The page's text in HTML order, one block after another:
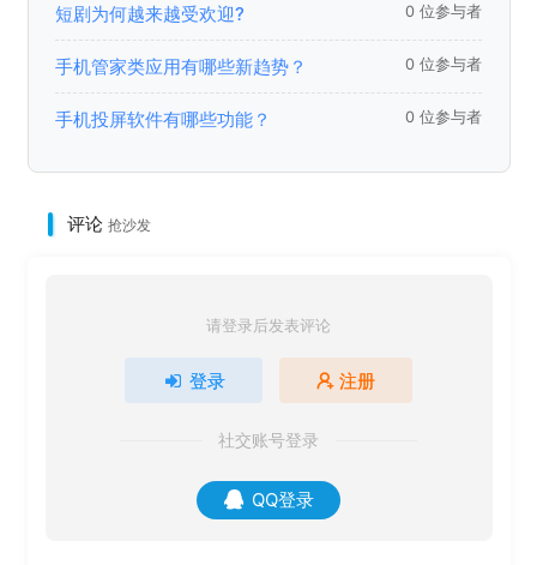
短剧为何越来越受欢迎? 0 位参与者
手机管家类应用有哪些新趋势？ 0 位参与者
手机投屏软件有哪些功能？ 0 位参与者
评论 抢沙发
请登录后发表评论
登录 注册
社交账号登录
QQ登录